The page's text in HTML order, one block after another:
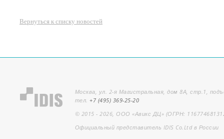
Вернуться к списку новостей
Москва, ул. 2-я Магистральная, дом 8А, стр.1,
тел.+7 (495) 369-25-20
© 2015 - 2026, ООО «Авикс ДЦ» (ОГРН:
Официальный представитель IDIS Co.Ltd в России